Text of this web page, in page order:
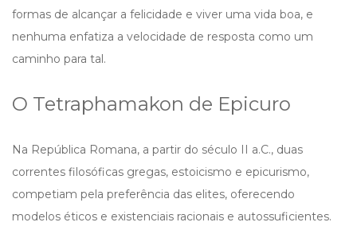
formas de alcançar a felicidade e viver uma vida boa, e
nenhuma enfatiza a velocidade de resposta como um
caminho para tal.
O Tetraphamakon de Epicuro
Na República Romana, a partir do século II a.C., duas
correntes filosóficas gregas, estoicismo e epicurismo,
competiam pela preferência das elites, oferecendo
modelos éticos e existenciais racionais e autossuficientes.